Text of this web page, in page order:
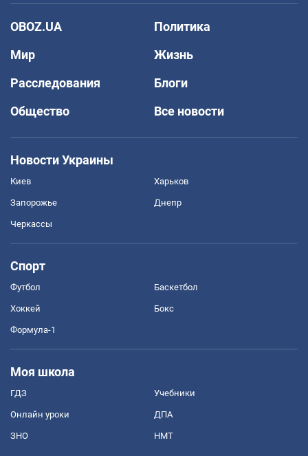
OBOZ.UA
Политика
Мир
Жизнь
Расследования
Блоги
Общество
Все новости
Новости Украины
Киев Харьков
Запорожье Днепр
Черкассы
Спорт
Футбол Баскетбол
Хоккей Бокс
Формула-1
Моя школа
ГДЗ Учебники
Онлайн уроки ДПА
ЗНО НМТ